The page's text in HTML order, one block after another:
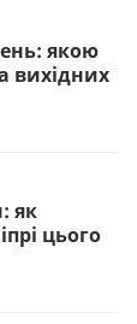
якою
вихідних
як
цього